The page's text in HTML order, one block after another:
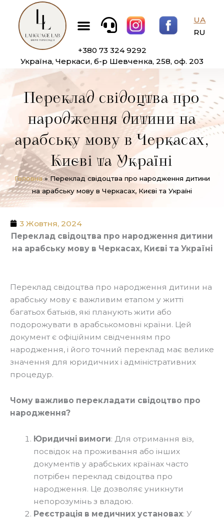
Перейти
вмісту
Меню
UA
RU
+380 73 324 9292
Україна, Черкаси, б-р Шевченка, 258, оф. 203
Переклад свідоцтва про
народження дитини на
арабську мову в Черкасах,
Києві та Україні
Головна»Переклад свідоцтва про народження дитини
на арабську мову в Черкасах, Києві та Україні
3 Жовтня, 2024
Переклад свідоцтва про народження дитини
на арабську мову в Черкасах, Києві та Україні
Переклад свідоцтва про народження дитини на
арабську мову є важливим етапом у житті
багатьох батьків, які планують жити або
подорожувати в арабськомовні країни. Цей
документ є офіційним свідченням про
народження, і його точний переклад має велике
значення для юридичних і адміністративних
процедур.
Чому важливо перекладати свідоцтво про
народження?
Юридичні вимоги: Для отримання віз,
посвідок на проживання або інших
документів у арабських країнах часто
потрібен переклад свідоцтва про
народження. Це дозволяє уникнути
непорозумінь з владою.
Реєстрація в медичних установах: У